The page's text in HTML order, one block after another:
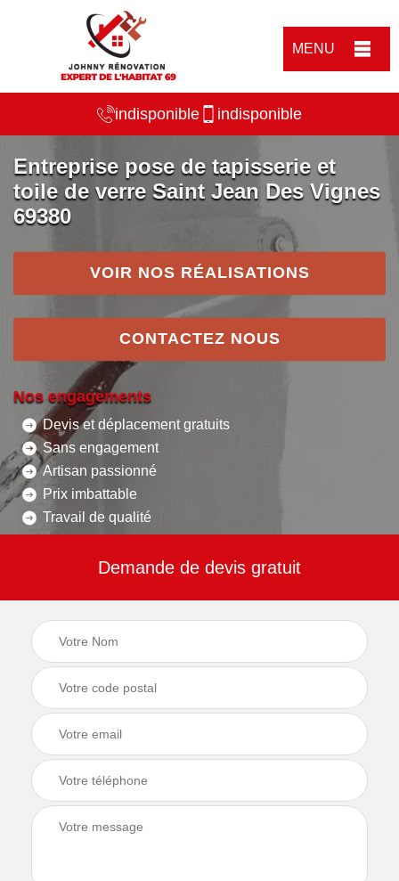
MENU
indisponible indisponible
Entreprise pose de tapisserie et
toile de verre Saint Jean Des Vignes
69380
VOIR NOS RÉALISATIONS
CONTACTEZ NOUS
Nos engagements
Devis et déplacement gratuits
Sans engagement
Artisan passionné
Prix imbattable
Travail de qualité
Demande de devis gratuit